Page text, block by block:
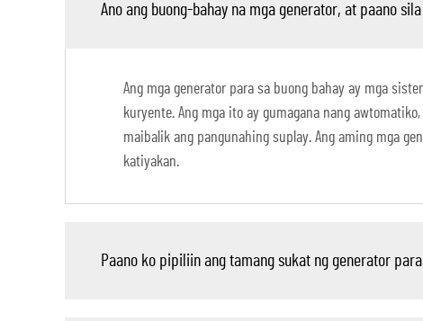
Ano ang buong-bahay na mga generator, at paano
Ang mga generator para sa buong bahay ay mga
kuryente. Ang mga ito ay gumagana nang
maibalik ang pangunahing suplay. Ang aming mga
katiyakan.
Paano ko pipiliin ang tamang sukat ng generator